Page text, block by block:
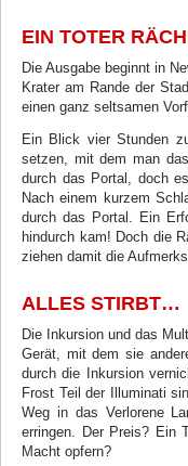
EIN TOTER
Die Ausgabe beginnt in
Krater am Rande der
einen ganz seltsamen
Ein Blick vier Stunden
setzen, mit dem man
durch das Portal, doch
Nach einem kurzem
durch das Portal. Ein
hindurch kam! Doch die
ziehen damit die
ALLES STIRBT…
Die Inkursion und das
Gerät, mit dem sie
durch die Inkursion
Frost Teil der Illuminati
Weg in das Verlorene
erringen. Der Preis? Ein
Macht opfern?